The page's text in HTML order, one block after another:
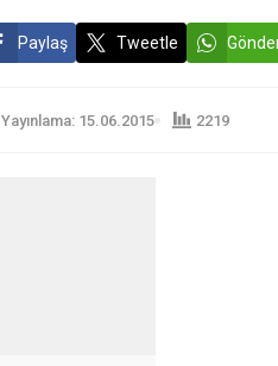
Paylaş Tweetle
Yayınlama: 15.06.2015 2219